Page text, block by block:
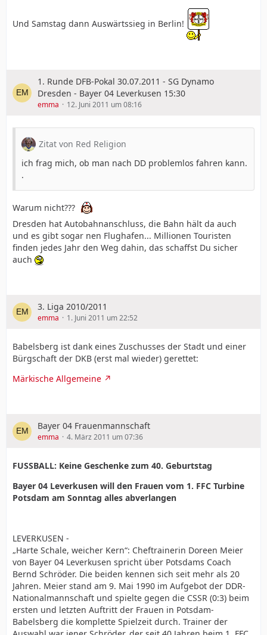
Und Samstag dann Auswärtssieg in Berlin!
1. Runde DFB-Pokal 30.07.2011 - SG Dynamo
Dresden - Bayer 04 Leverkusen 15:30
emma 12. Juni 2011 um 08:16
Zitat von Red Religion
ich frag mich, ob man nach DD problemlos fahren kann.
.
Warum nicht???
Dresden hat Autobahnanschluss, die Bahn hält da auch
und es gibt sogar nen Flughafen... Millionen Touristen
finden jedes Jahr den Weg dahin, das schaffst Du sicher
auch
3. Liga 2010/2011
emma 1. Juni 2011 um 22:52
Babelsberg ist dank eines Zuschusses der Stadt und einer
Bürgschaft der DKB (erst mal wieder) gerettet:
Märkische Allgemeine
Bayer 04 Frauenmannschaft
emma 4. März 2011 um 07:36
FUSSBALL: Keine Geschenke zum 40. Geburtstag
Bayer 04 Leverkusen will den Frauen vom 1. FFC Turbine
Potsdam am Sonntag alles abverlangen
LEVERKUSEN -
„Harte Schale, weicher Kern“: Cheftrainerin Doreen Meier
von Bayer 04 Leverkusen spricht über Potsdams Coach
Bernd Schröder. Die beiden kennen sich seit mehr als 20
Jahren. Meier stand am 9. Mai 1990 im Aufgebot der DDR-
Nationalmannschaft und spielte gegen die CSSR (0:3) beim
ersten und letzten Auftritt der Frauen in Potsdam-
Babelsberg die komplette Spielzeit durch. Trainer der